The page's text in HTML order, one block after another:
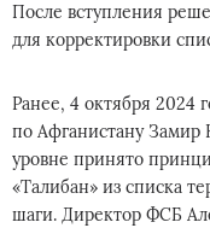
После вступления
для корректировки
Ранее, 4 октября 2024
по Афганистану Замир
уровне принято
«Талибан» из списка
шаги. Директор ФСБ